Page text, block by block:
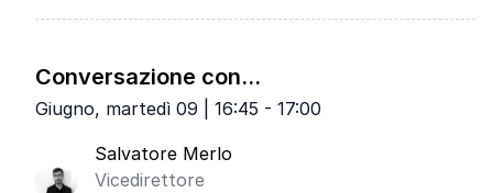
Conversazione con...
Giugno, martedì 09 | 16:45 - 17:00
Salvatore Merlo
Vicedirettore